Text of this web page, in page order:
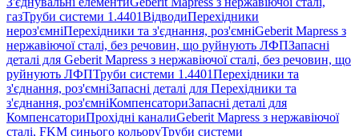
газТруби системи 1.4401ВідводиПерехідники
нероз'ємніПерехідники та з'єднання, роз'ємніGeberit Mapress з
нержавіючої сталі, без речовин, що руйнують ЛФПЗапасні
деталі для Geberit Mapress з нержавіючої сталі, без речовин, що
руйнують ЛФПТруби системи 1.4401Перехідники та
з'єднання, роз'ємніЗапасні деталі для Перехідники та
з'єднання, роз'ємніКомпенсаториЗапасні деталі для
КомпенсаториПрохідні каналиGeberit Mapress з нержавіючої
сталі, FKM синього кольоруТруби системи